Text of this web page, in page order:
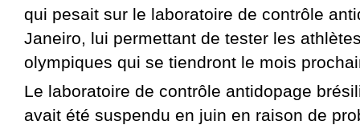
qui pesait sur le laboratoire de contrôle
Janeiro, lui permettant de tester les
olympiques qui se tiendront le mois
Le laboratoire de contrôle antidopage
avait été suspendu en juin en raison de